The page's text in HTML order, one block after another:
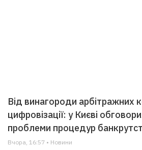
Від винагороди арбітражних
цифровізації: у Києві
проблеми процедур
Вчора, 16:57 • Новини